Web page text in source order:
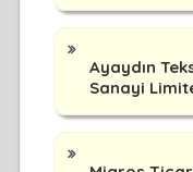
Ayaydın
Sanayi